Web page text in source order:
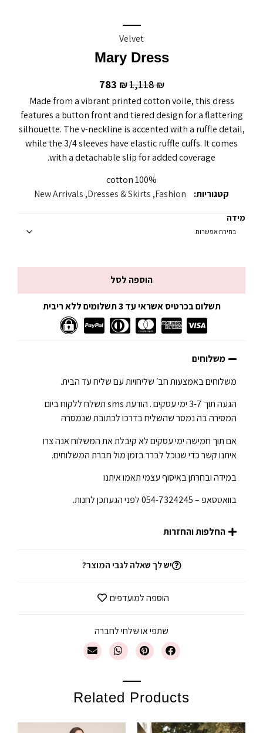
Velvet
Mary Dress
1,118₪
783 ₪
Made from a vibrant printed cotton voile, this dress
features a button front and tiered design for a flattering
silhouette. The v-neckline is accented with a ruffle detail,
while the 3/4 sleeves have elastic ruffle cuffs. It comes
with a detachable slip for added coverage.
100% cotton
קטגוריות:
Fashion
,
Dresses & Skirts
,
New Arrivals
מידה
הוספה לסל
תשלום בכרטיס אשראי עד 3 תשלומים ללא ריבית
משלוחים
משלוחים באמצעות חב׳ שליחויות עם שליח עד הבית.
הגעה תוך 3-7 ימי עסקים . הודעת sms תשלח ללקוח ביום
המסירה בה נמסר שהשליח בדרכו לכתובת שנמסרה
אם תוך חמישה ימי עסקים לא קיבלת את המשלוח אנה צרו
איתנו קשר כדי שנוכל לברר בזמן מול חברת המשלוחים.
במידה ובחרתן באיסוף עצמי תאמו איתנו
בוואטסאפ – 054-7324245 לפני הגעתכן לחנות.
החלפות והחזרות
יש לך שאלה לגבי המוצר?
הוספה למועדפים
שתפי או שלחי לחברה
Related Products